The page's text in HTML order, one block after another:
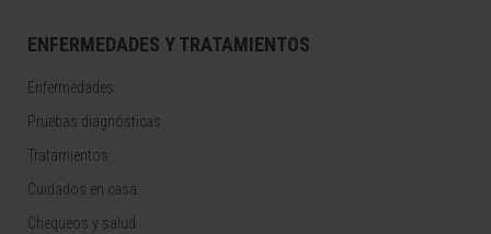
ENFERMEDADES Y TRATAMIENTOS
Enfermedades
Pruebas diagnósticas
Tratamientos
Cuidados en casa
Chequeos y salud